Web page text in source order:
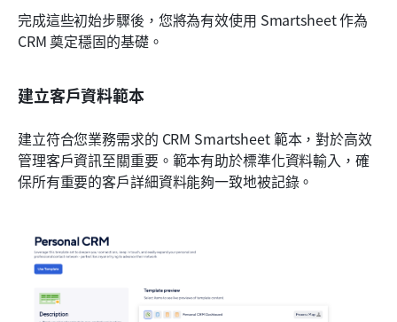
完成這些初始步驟後，您將為有效使用 Smartsheet 作為
CRM 奠定穩固的基礎。
建立客戶資料範本
建立符合您業務需求的 CRM Smartsheet 範本，對於高效
管理客戶資訊至關重要。範本有助於標準化資料輸入，確
保所有重要的客戶詳細資料能夠一致地被記錄。